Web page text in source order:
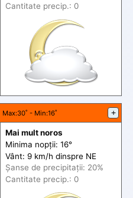
Cantitate precip.: 0
Max:30˚ - Min:16˚ +
Mai mult noros
Minima nopții: 16°
Vânt: 9 km/h dinspre NE
Șanse de precipitații: 20%
Cantitate precip.: 0